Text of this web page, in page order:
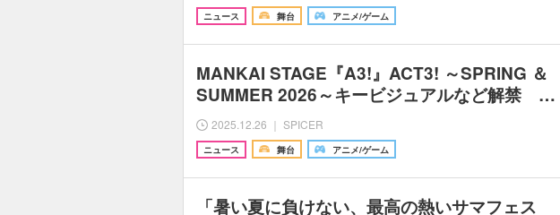
ニュース 舞台 アニメ/ゲーム
MANKAI STAGE『A3!』ACT3! ～SPRING ＆
SUMMER 2026～キービジュアルなど解禁 …
2025.12.26 ｜ SPICER
ニュース 舞台 アニメ/ゲーム
「暑い夏に負けない、最高の熱いサマフェス